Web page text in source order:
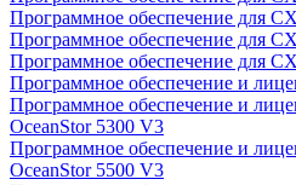
Программное обеспечение для
Программное обеспечение для
Программное обеспечение для
Программное обеспечение и
Программное обеспечение и
OceanStor 5300 V3
Программное обеспечение и
OceanStor 5500 V3